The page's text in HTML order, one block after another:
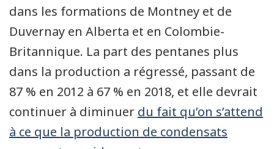
dans les formations de Montney et de
Duvernay en Alberta et en Colombie-
Britannique. La part des pentanes plus
dans la production a régressé, passant de
87 % en 2012 à 67 % en 2018, et elle devrait
continuer à diminuer du fait qu’on s’attend
à ce que la production de condensats